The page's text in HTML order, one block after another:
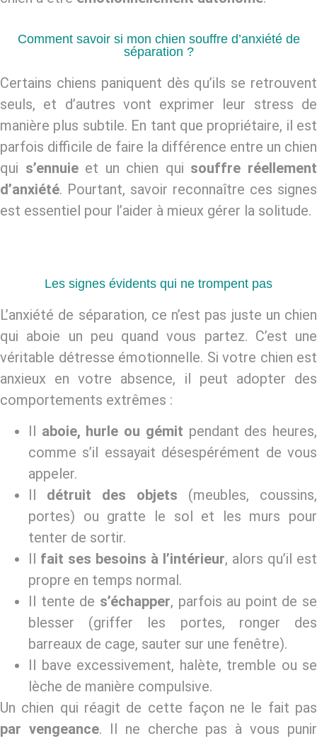
Comment savoir si mon chien souffre d’anxiété de
séparation ?
Certains chiens paniquent dès qu’ils se retrouvent
seuls, et d’autres vont exprimer leur stress de
manière plus subtile. En tant que propriétaire, il est
parfois difficile de faire la différence entre un chien
qui s’ennuieet un chien qui souffre réellement
d’anxiété. Pourtant, savoir reconnaître ces signes
est essentiel pour l’aider à mieux gérer la solitude.
Les signes évidents qui ne trompent pas
L’anxiété de séparation, ce n’est pas juste un chien
qui aboie un peu quand vous partez. C’est une
véritable détresse émotionnelle. Si votre chien est
anxieux en votre absence, il peut adopter des
comportements extrêmes :
aboie, hurle ou gémit pendant des heures,
comme s’il essayait désespérément de vous
appeler.
détruit des objets (meubles, coussins,
portes) ou gratte le sol et les murs pour
tenter de sortir.
fait ses besoins à l’intérieur, alors qu’il est
propre en temps normal.
Il tente de s’échapper, parfois au point de se
blesser (griffer les portes, ronger des
barreaux de cage, sauter sur une fenêtre).
Il bave excessivement, halète, tremble ou se
lèche de manière compulsive.
Un chien qui réagit de cette façon ne le fait pas
par vengeance. Il ne cherche pas à vous punir